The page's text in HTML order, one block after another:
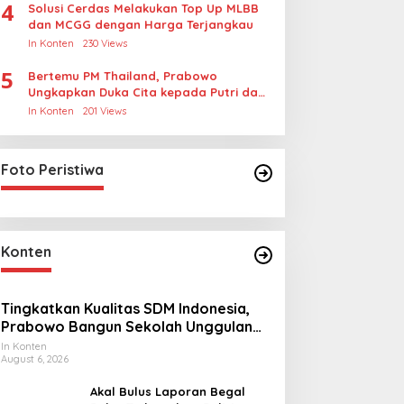
4
Solusi Cerdas Melakukan Top Up MLBB
dan MCGG dengan Harga Terjangkau
In Konten 230 Views
5
Bertemu PM Thailand, Prabowo
Ungkapkan Duka Cita kepada Putri dan
Selamat Ulang Tahun ke Raja Thailand
In Konten 201 Views
Foto Peristiwa
Konten
Tingkatkan Kualitas SDM Indonesia,
Prabowo Bangun Sekolah Unggulan
hingga Undang Universitas Terbaik
Dunia
In Konten
August 6, 2026
Akal Bulus Laporan Begal